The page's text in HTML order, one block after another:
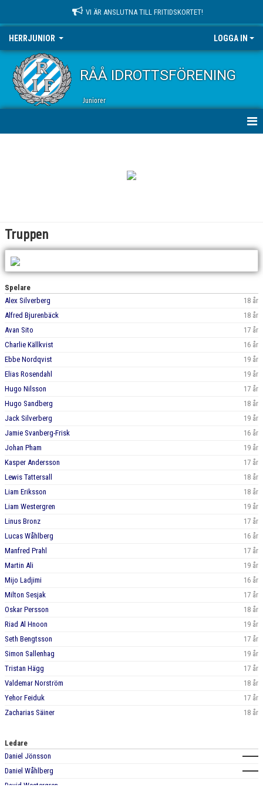
VI ÄR ANSLUTNA TILL FRITIDSKORTET!
HERRJUNIOR LOGGA IN
RÅÅ IDROTTSFÖRENING
Juniorer
TRUPPEN
BILDGALLERI
DOKUMENT
KONTAKT
Truppen
Spelare
Alex Silverberg
18 år
Alfred Bjurenbäck
18 år
Avan Sito
17 år
Charlie Källkvist
16 år
Ebbe Nordqvist
19 år
Elias Rosendahl
19 år
Hugo Nilsson
17 år
Hugo Sandberg
18 år
Jack Silverberg
19 år
Jamie Svanberg-Frisk
16 år
Johan Pham
19 år
Kasper Andersson
17 år
Lewis Tattersall
18 år
Liam Eriksson
18 år
Liam Westergren
19 år
Linus Bronz
17 år
Lucas Wåhlberg
16 år
Manfred Prahl
17 år
Martin Ali
19 år
Mijo Ladjimi
16 år
Milton Sesjak
17 år
Oskar Persson
18 år
Riad Al Hnoon
19 år
Seth Bengtsson
17 år
Simon Sallenhag
19 år
Tristan Hägg
17 år
Valdemar Norström
18 år
Yehor Feiduk
17 år
Zacharias Säiner
18 år
Ledare
Daniel Jönsson
Daniel Wåhlberg
David Westergren